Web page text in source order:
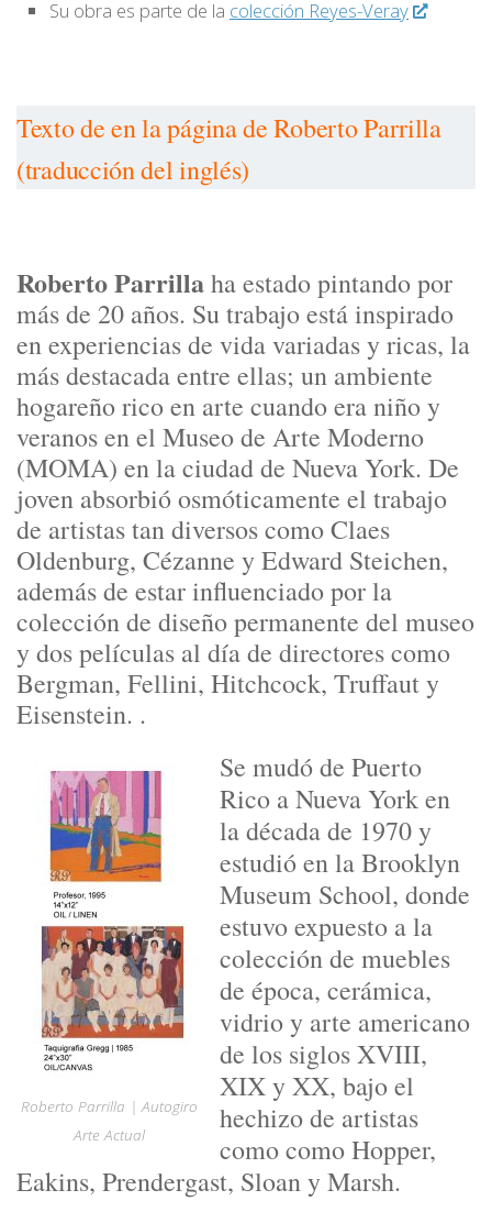
Su obra es parte de la colección Reyes-Veray
Texto de en la página de Roberto Parrilla
(traducción del inglés)
Roberto Parrillaha estado pintando por
más de 20 años. Su trabajo está inspirado
en experiencias de vida variadas y ricas, la
más destacada entre ellas; un ambiente
hogareño rico en arte cuando era niño y
veranos en el Museo de Arte Moderno
(MOMA) en la ciudad de Nueva York. De
joven absorbió osmóticamente el trabajo
de artistas tan diversos como Claes
Oldenburg, Cézanne y Edward Steichen,
además de estar influenciado por la
colección de diseño permanente del museo
y dos películas al día de directores como
Bergman, Fellini, Hitchcock, Truffaut y
Eisenstein. .
Roberto Parrilla | Autogiro
Arte Actual
Se mudó de Puerto
Rico a Nueva York en
la década de 1970 y
estudió en la Brooklyn
Museum School, donde
estuvo expuesto a la
colección de muebles
de época, cerámica,
vidrio y arte americano
de los siglos XVIII,
XIX y XX, bajo el
hechizo de artistas
como como Hopper,
Eakins, Prendergast, Sloan y Marsh.